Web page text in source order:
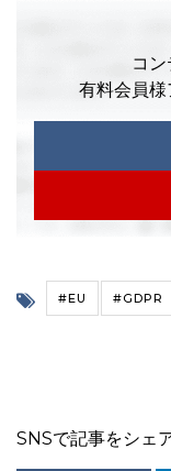
コ
有料会員
#EU #GDPR
SNSで記事をシェ